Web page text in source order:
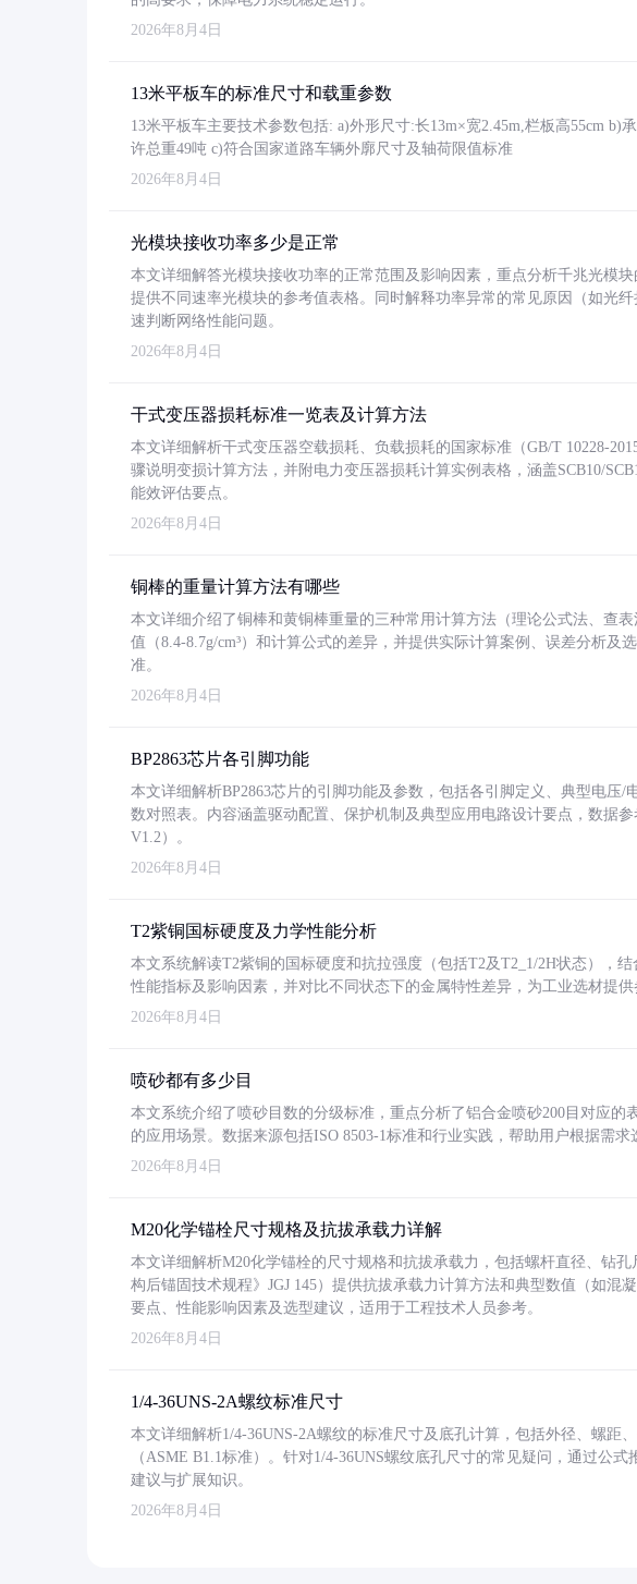
2026年8月4日
13米平板车的标准尺寸和载重参数
13米平板车主要技术参数包括: a)外形尺寸:长13m×宽2.45m,栏板高55cm b)
许总重49吨 c)符合国家道路车辆外廓尺寸及轴荷限值标准
2026年8月4日
光模块接收功率多少是正常
本文详细解答光模块接收功率的正常范围及影响因素，重点分析千兆光模
提供不同速率光模块的参考值表格。同时解释功率异常的常见原因（如光
速判断网络性能问题。
2026年8月4日
干式变压器损耗标准一览表及计算方法
本文详细解析干式变压器空载损耗、负载损耗的国家标准（GB/T 10228-
骤说明变损计算方法，并附电力变压器损耗计算实例表格，涵盖SCB10/
能效评估要点。
2026年8月4日
铜棒的重量计算方法有哪些
本文详细介绍了铜棒和黄铜棒重量的三种常用计算方法（理论公式法、查
值（8.4-8.7g/cm³）和计算公式的差异，并提供实际计算案例、误差分析及
准。
2026年8月4日
BP2863芯片各引脚功能
本文详细解析BP2863芯片的引脚功能及参数，包括各引脚定义、典型电压
数对照表。内容涵盖驱动配置、保护机制及典型应用电路设计要点，数据
V1.2）。
2026年8月4日
T2紫铜国标硬度及力学性能分析
本文系统解读T2紫铜的国标硬度和抗拉强度（包括T2及T2_1/2H状态），
性能指标及影响因素，并对比不同状态下的金属特性差异，为工业选材提供
2026年8月4日
喷砂都有多少目
本文系统介绍了喷砂目数的分级标准，重点分析了铝合金喷砂200目对应的
的应用场景。数据来源包括ISO 8503-1标准和行业实践，帮助用户根据需求
2026年8月4日
M20化学锚栓尺寸规格及抗拔承载力详解
本文详细解析M20化学锚栓的尺寸规格和抗拔承载力，包括螺杆直径、钻
构后锚固技术规程》JGJ 145）提供抗拔承载力计算方法和典型数值（如混
要点、性能影响因素及选型建议，适用于工程技术人员参考。
2026年8月4日
1/4-36UNS-2A螺纹标准尺寸
本文详细解析1/4-36UNS-2A螺纹的标准尺寸及底孔计算，包括外径、螺距
（ASME B1.1标准）。针对1/4-36UNS螺纹底孔尺寸的常见疑问，通过公
建议与扩展知识。
2026年8月4日